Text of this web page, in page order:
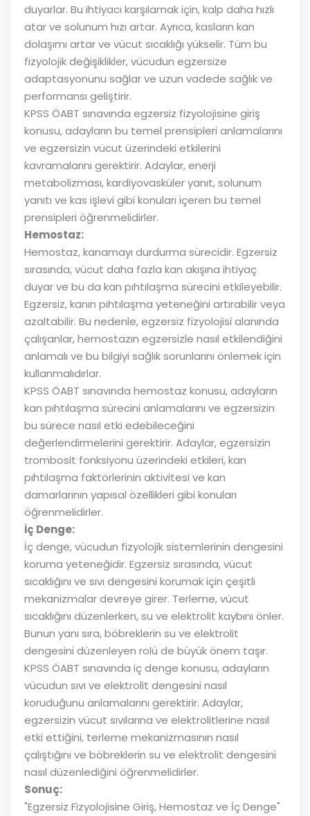
duyarlar. Bu ihtiyacı karşılamak için, kalp daha hızlı
atar ve solunum hızı artar. Ayrıca, kasların kan
dolaşımı artar ve vücut sıcaklığı yükselir. Tüm bu
fizyolojik değişiklikler, vücudun egzersize
adaptasyonunu sağlar ve uzun vadede sağlık ve
performansı geliştirir.
KPSS ÖABT sınavında egzersiz fizyolojisine giriş
konusu, adayların bu temel prensipleri anlamalarını
ve egzersizin vücut üzerindeki etkilerini
kavramalarını gerektirir. Adaylar, enerji
metabolizması, kardiyovasküler yanıt, solunum
yanıtı ve kas işlevi gibi konuları içeren bu temel
prensipleri öğrenmelidirler.
Hemostaz:
Hemostaz, kanamayı durdurma sürecidir. Egzersiz
sırasında, vücut daha fazla kan akışına ihtiyaç
duyar ve bu da kan pıhtılaşma sürecini etkileyebilir.
Egzersiz, kanın pıhtılaşma yeteneğini artırabilir veya
azaltabilir. Bu nedenle, egzersiz fizyolojisi alanında
çalışanlar, hemostazın egzersizle nasıl etkilendiğini
anlamalı ve bu bilgiyi sağlık sorunlarını önlemek için
kullanmalıdırlar.
KPSS ÖABT sınavında hemostaz konusu, adayların
kan pıhtılaşma sürecini anlamalarını ve egzersizin
bu sürece nasıl etki edebileceğini
değerlendirmelerini gerektirir. Adaylar, egzersizin
trombosit fonksiyonu üzerindeki etkileri, kan
pıhtılaşma faktörlerinin aktivitesi ve kan
damarlarının yapısal özellikleri gibi konuları
öğrenmelidirler.
İç Denge:
İç denge, vücudun fizyolojik sistemlerinin dengesini
koruma yeteneğidir. Egzersiz sırasında, vücut
sıcaklığını ve sıvı dengesini korumak için çeşitli
mekanizmalar devreye girer. Terleme, vücut
sıcaklığını düzenlerken, su ve elektrolit kaybını önler.
Bunun yanı sıra, böbreklerin su ve elektrolit
dengesini düzenleyen rolü de büyük önem taşır.
KPSS ÖABT sınavında iç denge konusu, adayların
vücudun sıvı ve elektrolit dengesini nasıl
koruduğunu anlamalarını gerektirir. Adaylar,
egzersizin vücut sıvılarına ve elektrolitlerine nasıl
etki ettiğini, terleme mekanizmasının nasıl
çalıştığını ve böbreklerin su ve elektrolit dengesini
nasıl düzenlediğini öğrenmelidirler.
Sonuç:
"Egzersiz Fizyolojisine Giriş, Hemostaz ve İç Denge"